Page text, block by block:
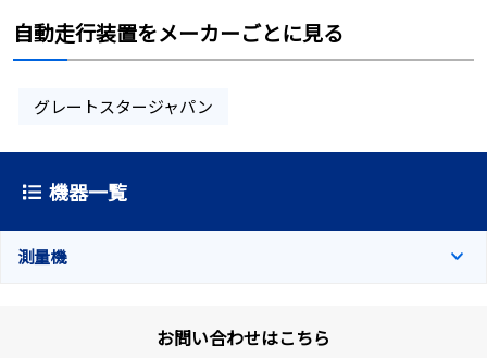
自動走行装置をメーカーごとに見る
グレートスタージャパン
機器一覧
測量機
お問い合わせはこちら